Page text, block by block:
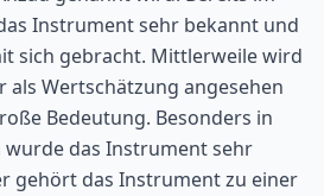
Instrument sehr bekannt und
sich gebracht. Mittlerweile wird
als Wertschätzung angesehen
Bedeutung. Besonders in
wurde das Instrument sehr
gehört das Instrument zu einer